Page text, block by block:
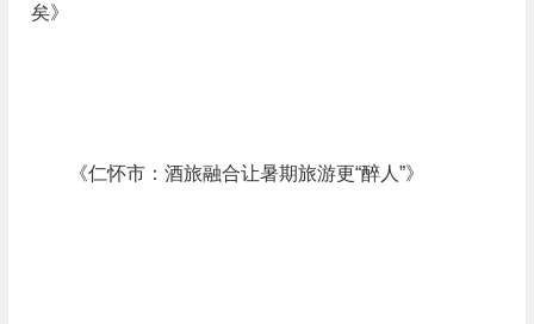
矣》
《仁怀市：酒旅融合让暑期旅游更“醉人”》